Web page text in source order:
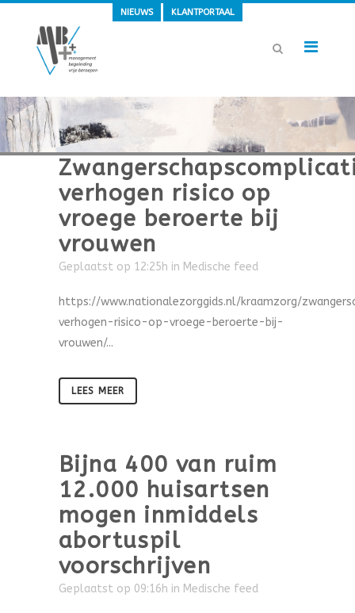
NIEUWS KLANTPORTAAL
verhogen risico op
vroege beroerte bij
vrouwen
Geplaatst op 12:25h in Medische feed
https://www.nationalezorggids.nl/kraamzorg/
verhogen-risico-op-vroege-beroerte-bij-
vrouwen/...
LEES MEER
Bijna 400 van ruim
12.000 huisartsen
mogen inmiddels
abortuspil
voorschrijven
Geplaatst op 09:16h in Medische feed